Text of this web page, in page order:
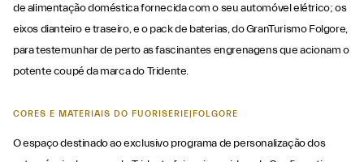
de alimentação doméstica fornecida com o seu automóvel elétrico; os
eixos dianteiro e traseiro, e o pack de baterias, do GranTurismo Folgore,
para testemunhar de perto as fascinantes engrenagens que acionam o
potente coupé da marca do Tridente.
CORES E MATERIAIS DO FUORISERIE|FOLGORE
O espaço destinado ao exclusivo programa de personalização dos